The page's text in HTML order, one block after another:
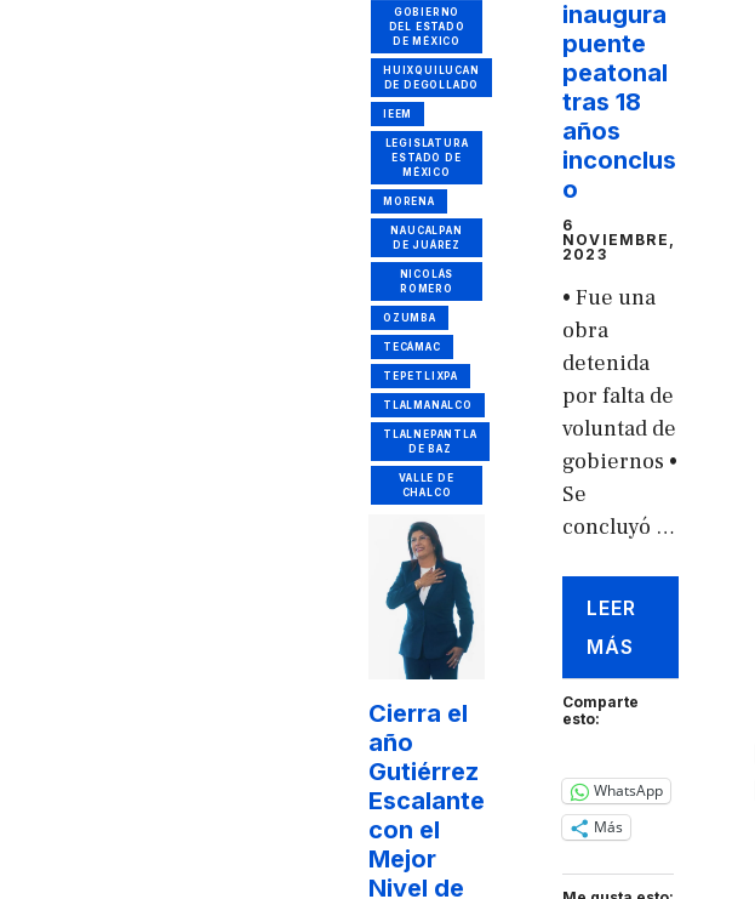
GOBIERNO
DEL ESTADO
DE MÉXICO
HUIXQUILUCAN
DE DEGOLLADO
IEEM
LEGISLATURA
ESTADO DE
MÉXICO
MORENA
NAUCALPAN
DE JUÁREZ
NICOLÁS
ROMERO
OZUMBA
TECÁMAC
TEPETLIXPA
TLALMANALCO
TLALNEPANTLA
DE BAZ
VALLE DE
CHALCO
Cierra el
año
Gutiérrez
Escalante
con el
Mejor
Nivel de
inaugura
puente
peatonal
tras 18
años
inconclus
o
6
NOVIEMBRE,
2023
• Fue una
obra
detenida
por falta de
voluntad de
gobiernos •
Se
concluyó …
LEER
MÁS
Comparte
esto:
WhatsApp
Más